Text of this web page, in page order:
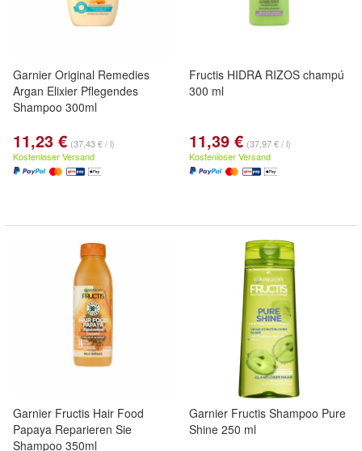
Garnier Original Remedies
Argan Elixier Pflegendes
Shampoo 300ml
11,23 € (37,43 € / l)
Kostenloser Versand
Fructis HIDRA RIZOS champú
300 ml
11,39 € (37,97 € / l)
Kostenloser Versand
Garnier Fructis Hair Food
Papaya Reparieren Sie
Shampoo 350ml
Garnier Fructis Shampoo Pure
Shine 250 ml